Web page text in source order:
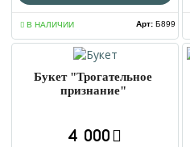
В НАЛИЧИИ Арт:Б899
Букет "Трогательное
признание"
4 000